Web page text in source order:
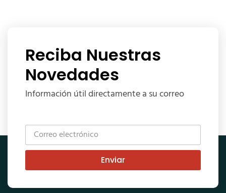
Reciba Nuestras
Novedades
Información útil directamente a su correo
Enviar